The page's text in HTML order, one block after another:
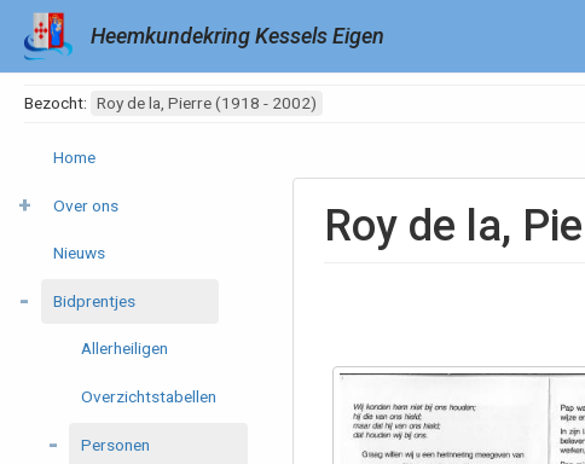
Heemkundekring Kessels Eigen
Bezocht: Roy de la, Pierre (1918 - 2002)
Home
Over ons
Nieuws
Bidprentjes
Allerheiligen
Overzichtstabellen
Personen
Roy de la,